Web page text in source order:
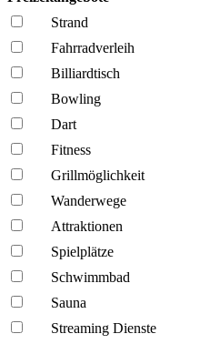
Strand
Fahrrad­verleih
Billiardtisch
Bowling
Dart
Fitness
Grillmöglich­keit
Wanderwege
Attraktionen
Spielplätze
Schwimmbad
Sauna
Streaming Dienste